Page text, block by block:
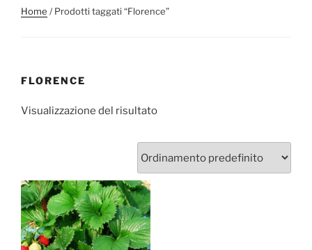
Home / Prodotti taggati “Florence”
FLORENCE
Visualizzazione del risultato